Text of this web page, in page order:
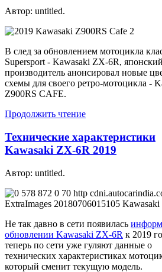
Автор: untitled.
В след за обновлением мотоцикла
Supersport - Kawasaki ZX-6R, японский
производитель анонсировал новые
схемы для своего ретро-мотоцикла -
Z900RS CAFE.
Продолжить чтение
Технические характеристики
Kawasaki ZX-6R 2019
Автор: untitled.
Не так давно в сети появилась
обновлении Kawasaki ZX-6R к 2019
теперь по сети уже гуляют данные о
технических характеристиках
который сменит текущую модель.